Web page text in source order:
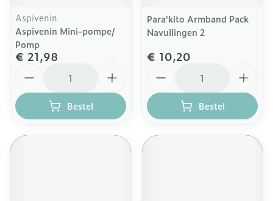
Aspivenin
Aspivenin Mini-pompe/
Pomp
€ 21,98
Bestel
Para'kito Armband Pack
Navullingen 2
€ 10,20
Bestel